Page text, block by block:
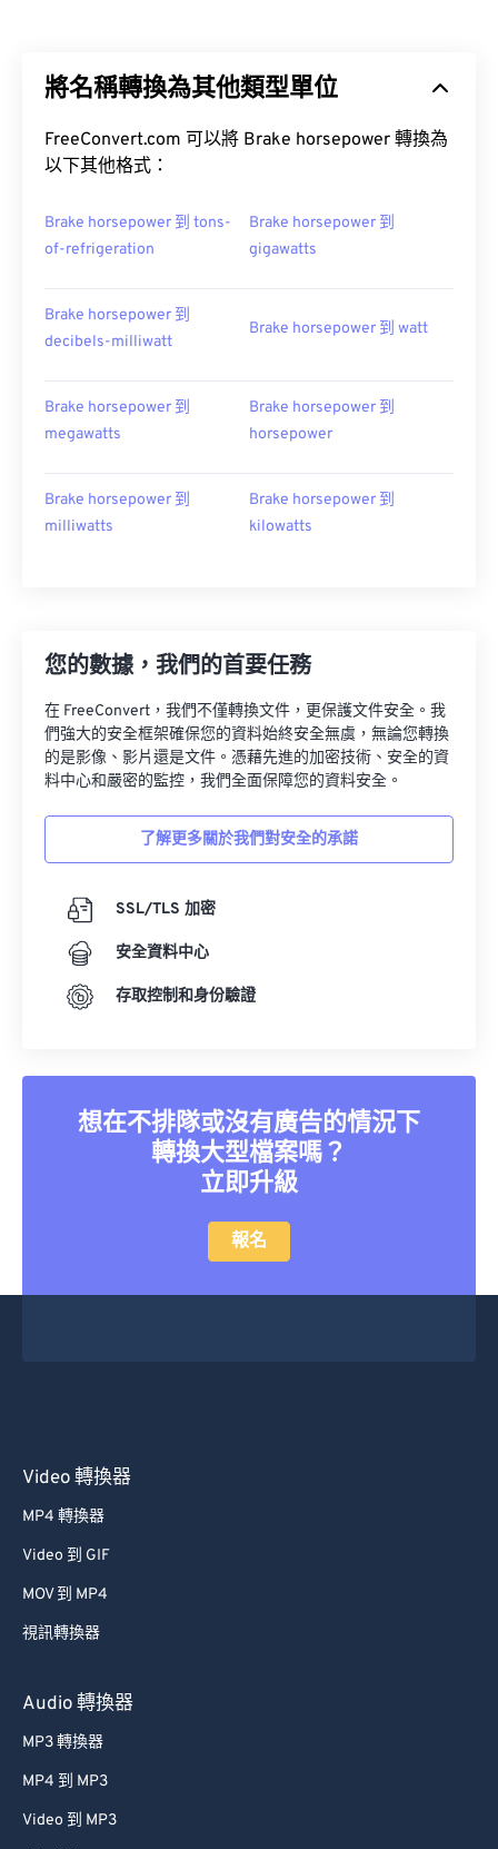
將名稱轉換為其他類型單位
FreeConvert.com 可以將 Brake horsepower 轉換為
以下其他格式：
Brake horsepower 到 tons-
of-refrigeration
Brake horsepower 到
gigawatts
Brake horsepower 到
decibels-milliwatt
Brake horsepower 到 watt
Brake horsepower 到
megawatts
Brake horsepower 到
horsepower
Brake horsepower 到
milliwatts
Brake horsepower 到
kilowatts
您的數據，我們的首要任務
在 FreeConvert，我們不僅轉換文件，更保護文件安全。我
們強大的安全框架確保您的資料始終安全無虞，無論您轉換
的是影像、影片還是文件。憑藉先進的加密技術、安全的資
料中心和嚴密的監控，我們全面保障您的資料安全。
了解更多關於我們對安全的承諾
SSL/TLS 加密
安全資料中心
存取控制和身份驗證
想在不排隊或沒有廣告的情況下
轉換大型檔案嗎？
立即升級
報名
Video 轉換器
MP4 轉換器
Video 到 GIF
MOV 到 MP4
視訊轉換器
Audio 轉換器
MP3 轉換器
MP4 到 MP3
Video 到 MP3